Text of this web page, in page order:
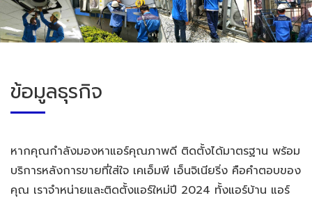
ข้อมูลธุรกิจ
หากคุณกำลังมองหาแอร์คุณภาพดี ติดตั้งได้มาตรฐาน พร้อม
บริการหลังการขายที่ใส่ใจ เคเอ็มพี เอ็นจิเนียริ่ง คือคำตอบของ
คุณ เราจำหน่ายและติดตั้งแอร์ใหม่ปี 2024 ทั้งแอร์บ้าน แอร์